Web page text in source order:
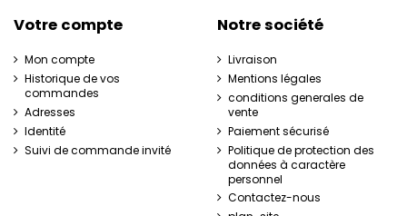
Votre compte
Mon compte
Historique de vos
commandes
Adresses
Identité
Suivi de commande invité
Notre société
Livraison
Mentions légales
conditions generales de
vente
Paiement sécurisé
Politique de protection des
données à caractère
personnel
Contactez-nous